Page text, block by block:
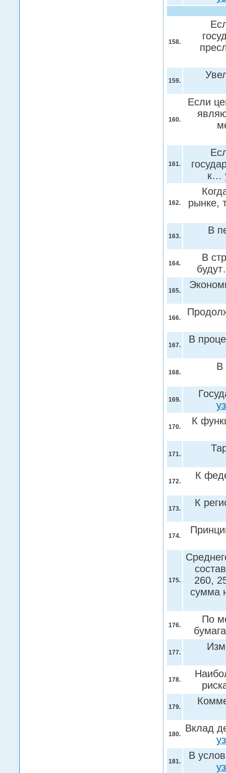
158.
159.
160.
Если
161.
к…
162.
рынке,
163.
В
164.
В
165.
166.
167.
В
168.
В
169.
170.
К
171.
172.
К
173.
К
174.
175.
260,
сумма
176.
По
177.
178.
179.
180.
Вклад
181.
В